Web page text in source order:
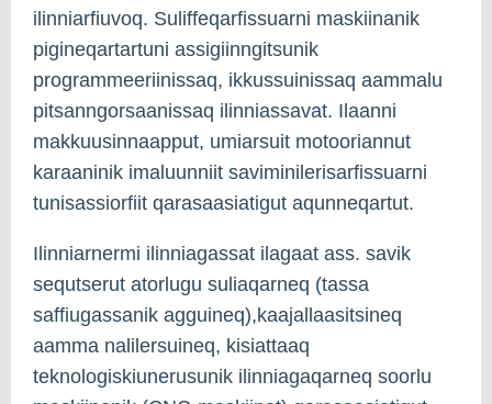
ilinniarfiuvoq. Suliffeqarfissuarni maskiinanik
pigineqartartuni assigiinngitsunik
programmeeriinissaq, ikkussuinissaq aammalu
pitsanngorsaanissaq ilinniassavat. Ilaanni
makkuusinnaapput, umiarsuit motooriannut
karaaninik imaluunniit saviminilerisarfissuarni
tunisassiorfiit qarasaasiatigut aqunneqartut.
Ilinniarnermi ilinniagassat ilagaat ass. savik
sequtserut atorlugu suliaqarneq (tassa
saffiugassanik agguineq),kaajallaasitsineq
aamma nalilersuineq, kisiattaaq
teknologiskiunerusunik ilinniagaqarneq soorlu